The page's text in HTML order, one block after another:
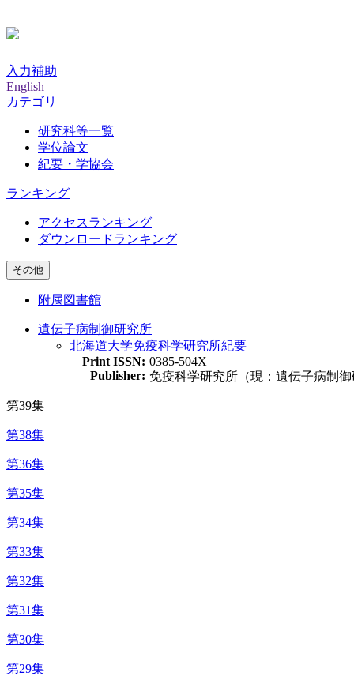
入力補助
English
カテゴリ
研究科等一覧
学位論文
紀要・学協会
ランキング
アクセスランキング
ダウンロードランキング
その他
附属図書館
遺伝子病制御研究所
北海道大学免疫科学研究所紀要
Print ISSN: 0385-504X
Publisher: 免疫科学研究所（現：遺伝子病制
第39集
第38集
第36集
第35集
第34集
第33集
第32集
第31集
第30集
第29集